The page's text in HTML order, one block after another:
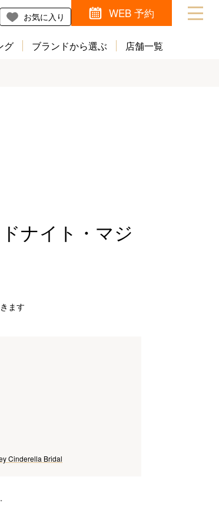
お気に入り WEB 予約
グ ブランドから選ぶ 店舗一覧
ナイト・マジ
ます
Cinderella Bridal